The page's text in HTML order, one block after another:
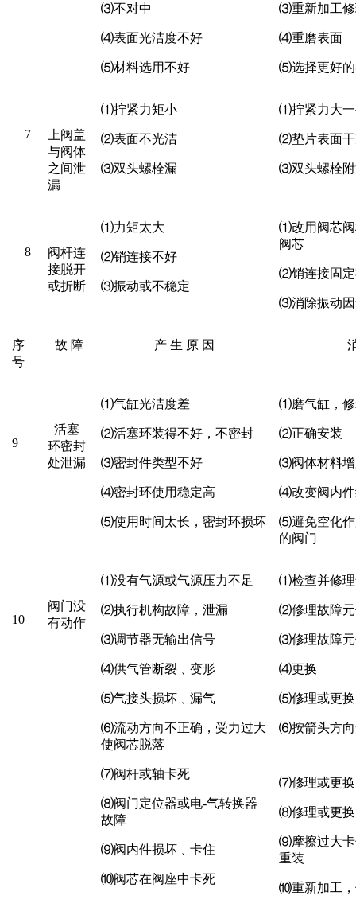
⑶不对中
⑷表面光洁度不好
⑸材料选用不好
⑶重新加工
⑷重磨表面
⑸选择更好
7
上阀盖
与阀体
之间泄
漏
⑴拧紧力矩小
⑵表面不光洁
⑶双头螺栓漏
⑴拧紧力大
⑵垫片表面
⑶双头螺栓
8
阀杆连
接脱开
或折断
⑴力矩太大
⑵销连接不好
⑶振动或不稳定
⑴改用阀芯
阀芯
⑵销连接固
⑶消除振动
序
号
故 障 产 生 原 因
9
活塞
环密封
处泄漏
⑴气缸光洁度差
⑵活塞环装得不好，不密封
⑶密封件类型不好
⑷密封环使用稳定高
⑸使用时间太长，密封环损坏
⑴磨气缸，
⑵正确安装
⑶阀体材料
⑷改变阀内
⑸避免空化
的阀门
10
阀门没
有动作
⑴没有气源或气源压力不足
⑵执行机构故障，泄漏
⑶调节器无输出信号
⑷供气管断裂 ﹑变形
⑸气接头损坏 ﹑漏气
⑹流动方向不正确，受力过大
使阀芯脱落
⑺阀杆或轴卡死
⑻阀门定位器或电-气转换器
故障
⑼阀内件损坏﹑卡住
⑽阀芯在阀座中卡死
⑴检查并修
⑵修理故障
⑶修理故障
⑷更换
⑸修理或更换
⑹按箭头方
⑺修理或更换
⑻修理或更换
⑼摩擦过大
重装
⑽重新加工